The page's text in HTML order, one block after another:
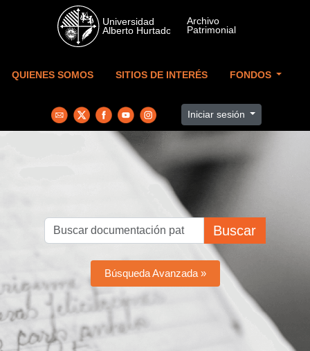
Skip to main content
QUIENES SOMOS SITIOS DE INTERÉS FONDOS
Iniciar sesión
Buscar
Búsqueda Avanzada »